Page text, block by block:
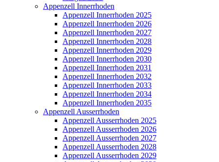
Appenzell Innerrhoden
Appenzell Innerrhoden 2025
Appenzell Innerrhoden 2026
Appenzell Innerrhoden 2027
Appenzell Innerrhoden 2028
Appenzell Innerrhoden 2029
Appenzell Innerrhoden 2030
Appenzell Innerrhoden 2031
Appenzell Innerrhoden 2032
Appenzell Innerrhoden 2033
Appenzell Innerrhoden 2034
Appenzell Innerrhoden 2035
Appenzell Ausserrhoden
Appenzell Ausserrhoden 2025
Appenzell Ausserrhoden 2026
Appenzell Ausserrhoden 2027
Appenzell Ausserrhoden 2028
Appenzell Ausserrhoden 2029